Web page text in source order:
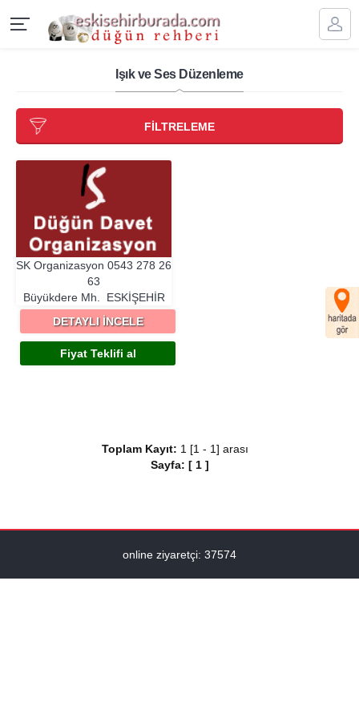
Işık ve Ses Düzenleme
FİLTRELEME
SK Organizasyon 0543 278 26
63
Büyükdere Mh. ESKIŞEHIR
DETAYLI İNCELE
Fiyat Teklifi al
Toplam Kayıt: 1 [1 - 1] arası
Sayfa: [ 1]
online ziyaretçi: 37574